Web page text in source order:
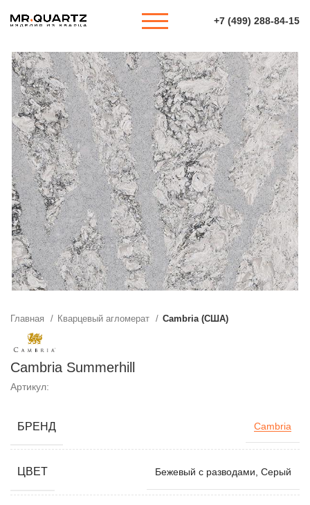
+7 (499) 288-84-15
Главная Кварцевый агломерат Cambria (США)
Cambria Summerhill
Артикул:
БРЕНД Cambria
ЦВЕТ Бежевый с разводами, Серый